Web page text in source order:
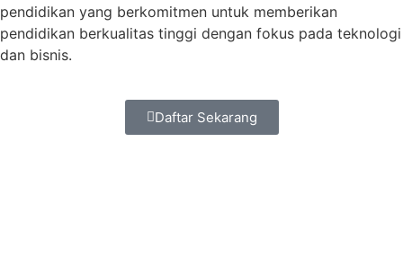
pendidikan yang berkomitmen untuk memberikan
pendidikan berkualitas tinggi dengan fokus pada teknologi
dan bisnis.
Daftar Sekarang